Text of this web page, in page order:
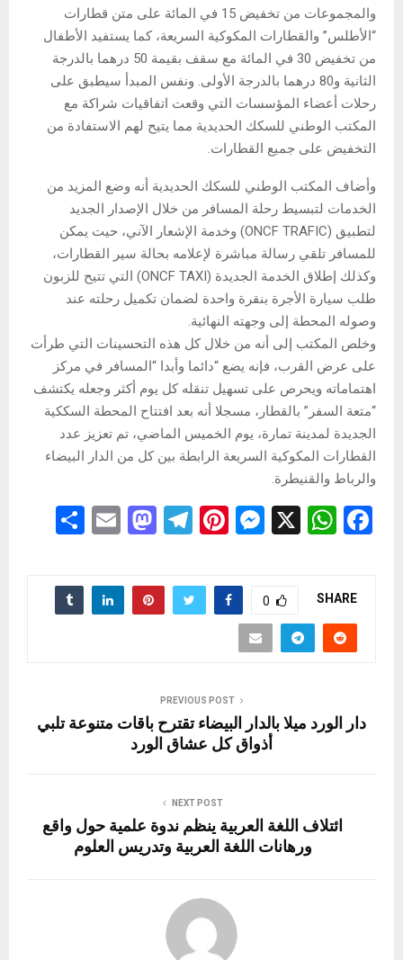
والمجموعات من تخفيض 15 في المائة على متن قطارات
“الأطلس” والقطارات المكوكية السريعة، كما يستفيد الأطفال
من تخفيض 30 في المائة مع سقف بقيمة 50 درهما بالدرجة
الثانية و80 درهما بالدرجة الأولى. ونفس المبدأ سيطبق على
رحلات أعضاء المؤسسات التي وقعت اتفاقيات شراكة مع
المكتب الوطني للسكك الحديدية مما يتيح لهم الاستفادة من
التخفيض على جميع القطارات.
وأضاف المكتب الوطني للسكك الحديدية أنه وضع المزيد من
الخدمات لتبسيط رحلة المسافر من خلال الإصدار الجديد
لتطبيق (ONCF TRAFIC) وخدمة الإشعار الآني، حيت يمكن
للمسافر تلقي رسالة مباشرة لإعلامه بحالة سير القطارات،
وكذلك إطلاق الخدمة الجديدة (ONCF TAXI) التي تتيح للزبون
طلب سيارة الأجرة بنقرة واحدة لضمان تكميل رحلته عند
وصوله المحطة إلى وجهته النهائية.
وخلص المكتب إلى أنه من خلال كل هذه التحسينات التي طرأت
على عرض القرب، فإنه يضع “دائما وأبدا “المسافر في مركز
اهتماماته ويحرص على تسهيل تنقله كل يوم أكثر وجعله يكتشف
“متعة السفر” بالقطار، مسجلا أنه بعد افتتاح المحطة السككية
الجديدة لمدينة تمارة، يوم الخميس الماضي، تم تعزيز عدد
القطارات المكوكية السريعة الرابطة بين كل من الدار البيضاء
والرباط والقنيطرة.
F
b
o
o
W
A
p
X
M
se
n
Pi
er
es
T
e
gr
M
st
o
E
ail
ar
e
SHARE
0
PREVIOUS POST
دار الورد ميلا بالدار البيضاء تقترح باقات متنوعة تلبي
أذواق كل عشاق الورد
NEXT POST
ائتلاف اللغة العربية ينظم ندوة علمية حول واقع
ورهانات اللغة العربية وتدريس العلوم